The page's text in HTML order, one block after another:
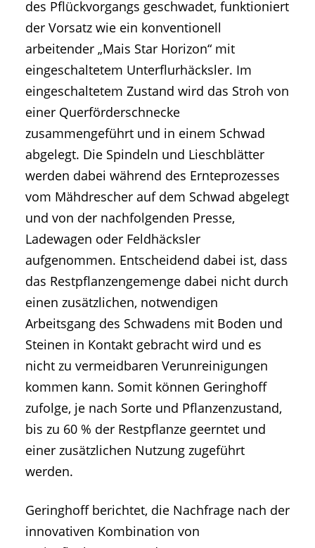
des Pflückvorgangs geschwadet, funktioniert
der Vorsatz wie ein konventionell
arbeitender „Mais Star Horizon“ mit
eingeschaltetem Unterflurhäcksler. Im
eingeschaltetem Zustand wird das Stroh von
einer Querförderschnecke
zusammengeführt und in einem Schwad
abgelegt. Die Spindeln und Lieschblätter
werden dabei während des Ernteprozesses
vom Mähdrescher auf dem Schwad abgelegt
und von der nachfolgenden Presse,
Ladewagen oder Feldhäcksler
aufgenommen. Entscheidend dabei ist, dass
das Restpflanzengemenge dabei nicht durch
einen zusätzlichen, notwendigen
Arbeitsgang des Schwadens mit Boden und
Steinen in Kontakt gebracht wird und es
nicht zu vermeidbaren Verunreinigungen
kommen kann. Somit können Geringhoff
zufolge, je nach Sorte und Pflanzenzustand,
bis zu 60 % der Restpflanze geerntet und
einer zusätzlichen Nutzung zugeführt
werden.
Geringhoff berichtet, die Nachfrage nach der
innovativen Kombination von